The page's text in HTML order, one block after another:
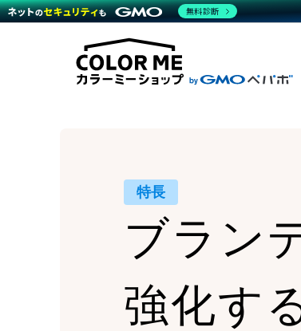
商材一覧を見る
機能一覧を見る
料金
プラン・料金一覧を見る
事例
運営サポート
サポート一覧を見る
特長
ブラン
強化す
無料診断